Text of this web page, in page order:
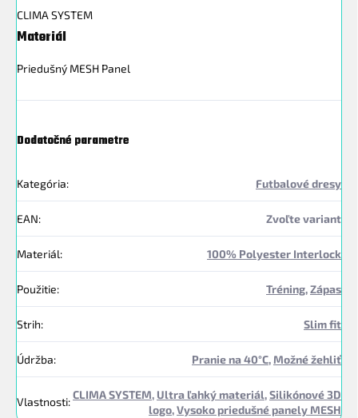
CLIMA SYSTEM
Materiál
Priedušný MESH Panel
Dodatočné parametre
Kategória: Futbalové dresy
EAN: Zvoľte variant
Materiál: 100% Polyester Interlock
Použitie: Tréning,Zápas
Strih: Slim fit
Údržba: Pranie na 40°C,Možné žehliť
Vlastnosti:
CLIMA SYSTEM, Ultra ľahký materiál,Silikónové 3D
logo,Vysoko priedušné panely MESH